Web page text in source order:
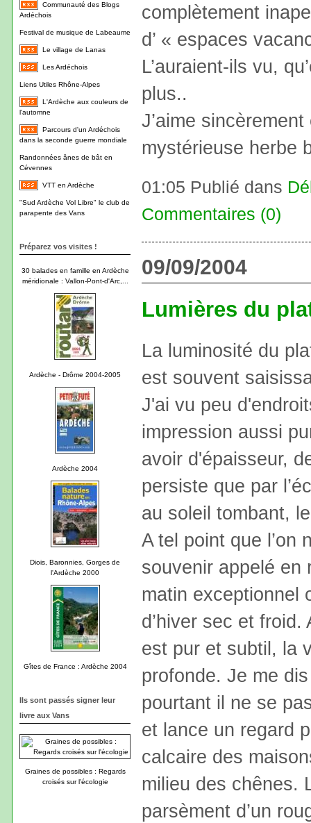
Communauté des Blogs
Ardéchois
Festival de musique de Labeaume
Le village de Lanas
Les Ardéchois
Liens Utiles Rhône-Alpes
L'Ardèche aux couleurs de
l'automne
Parcours d'un Ardéchois
dans la seconde guerre mondiale
Randonnées ânes de bât en
Cévennes
VTT en Ardèche
"Sud Ardèche Vol Libre" le club de
parapente des Vans
Préparez vos visites !
30 balades en famille en Ardèche
méridionale : Vallon-Pont-d'Arc,...
Ardèche - Drôme 2004-2005
Ardèche 2004
Diois, Baronnies, Gorges de
l'Ardèche 2000
Gîtes de France : Ardèche 2004
Ils sont passés signer leur
livre aux Vans
Graines de possibles : Regards
croisés sur l'écologie
complètement
d’ « espaces
L’auraient-ils vu,
plus..
J’aime
mystérieuse herbe
01:05 Publié dans
Commentaires (0)
09/09/2004
Lumières du
La luminosité du
est souvent
J'ai vu peu
impression aussi
avoir d'épaisseur,
persiste que par
au soleil tombant,
A tel point que l’on
souvenir appelé en
matin exceptionnel
d’hiver sec et froid.
est pur et subtil, la
profonde. Je me
pourtant il ne se
et lance un regard
calcaire des
milieu des chênes.
parsèment d’un